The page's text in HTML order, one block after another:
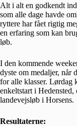
Alt i alt en godkendt
som alle dage havde
ryttere har fået rigtig
en erfaring som kan
løb.
I den kommende
dyste om medaljer, når
for alle klasser. Lørdag
enkeltstart i
landevejsløb i Horsens.
Resultaterne: